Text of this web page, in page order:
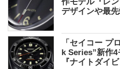
デザインや最
「セイコー プ
k Series”新作
『ナイトダイ